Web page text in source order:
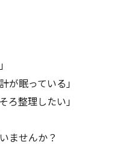
が眠っている」
ろ整理したい」
ませんか？